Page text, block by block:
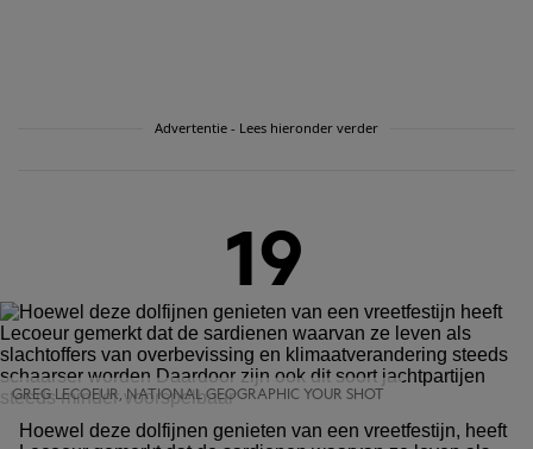
Advertentie - Lees hieronder verder
19
GREG LECOEUR, NATIONAL GEOGRAPHIC YOUR SHOT
Hoewel deze dolfijnen genieten van een vreetfestijn, heeft